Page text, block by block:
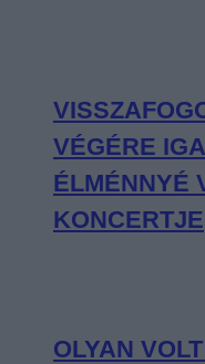
VÉGÉRE
ÉLMÉNNYÉ
KONCERTJE
OLYAN